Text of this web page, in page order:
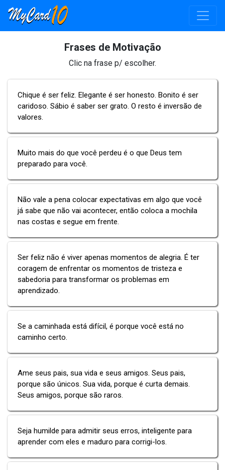
Frases de Motivação
Clic na frase p/ escolher.
Chique é ser feliz. Elegante é ser honesto. Bonito é ser
caridoso. Sábio é saber ser grato. O resto é inversão de
valores.
Muito mais do que você perdeu é o que Deus tem
preparado para você.
Não vale a pena colocar expectativas em algo que você
já sabe que não vai acontecer, então coloca a mochila
nas costas e segue em frente.
Ser feliz não é viver apenas momentos de alegria. É ter
coragem de enfrentar os momentos de tristeza e
sabedoria para transformar os problemas em
aprendizado.
Se a caminhada está difícil, é porque você está no
caminho certo.
Ame seus pais, sua vida e seus amigos. Seus pais,
porque são únicos. Sua vida, porque é curta demais.
Seus amigos, porque são raros.
Seja humilde para admitir seus erros, inteligente para
aprender com eles e maduro para corrigi-los.